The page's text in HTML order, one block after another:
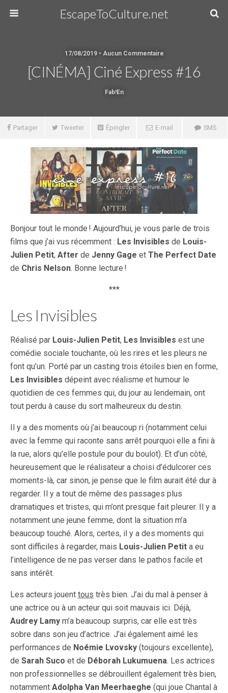
EscapeToCulture.net
17/08/2019 • Aucun Commentaire
[CINÉMA] Ciné Express #16
Fab!en
Partager Tweeter Épingler E-mail SMS
Bonjour tout le monde ! Aujourd’hui, je vous parle de trois
films que j’ai vus récemment : Les Invisibles de Louis-
Julien Petit, After de Jenny Gage et The Perfect Date
de Chris Nelson. Bonne lecture !
***
Les Invisibles
Réalisé par Louis-Julien Petit, Les Invisibles est une
comédie sociale touchante, où les rires et les pleurs ne
font qu’un. Porté par un casting trois étoiles bien en forme,
Les Invisibles dépeint avec réalisme et humour le
quotidien de ces femmes qui, du jour au lendemain, ont
tout perdu à cause du sort malheureux du destin.
Il y a des moments où j’ai beaucoup ri (notamment celui
avec la femme qui raconte sans arrêt pourquoi elle a fini à
la rue, alors qu’elle postule pour du boulot). Et d’un côté,
heureusement que le réalisateur a choisi d’édulcorer ces
moments-là, car sinon, je pense que le film aurait été dur à
regarder. Il y a tout de même des passages plus
dramatiques et tristes, qui m’ont presque fait pleurer. Il y a
notamment une jeune femme, dont la situation m’a
beaucoup touché. Alors, certes, il y a des moments qui
sont difficiles à regarder, mais Louis-Julien Petit a eu
l’intelligence de ne pas verser dans le pathos facile et
sans intérêt.
Les acteurs jouent tous très bien. J’ai du mal à penser à
une actrice ou à un acteur qui soit mauvais ici. Déjà,
Audrey Lamy m’a beaucoup surpris, car elle est très
sobre dans son jeu d’actrice. J’ai également aimé les
performances de Noémie Lvovsky (toujours excellente),
de Sarah Suco et de Déborah Lukumuena. Les actrices
non professionnelles se débrouillent également très bien,
notamment Adolpha Van Meerhaeghe (qui joue Chantal à